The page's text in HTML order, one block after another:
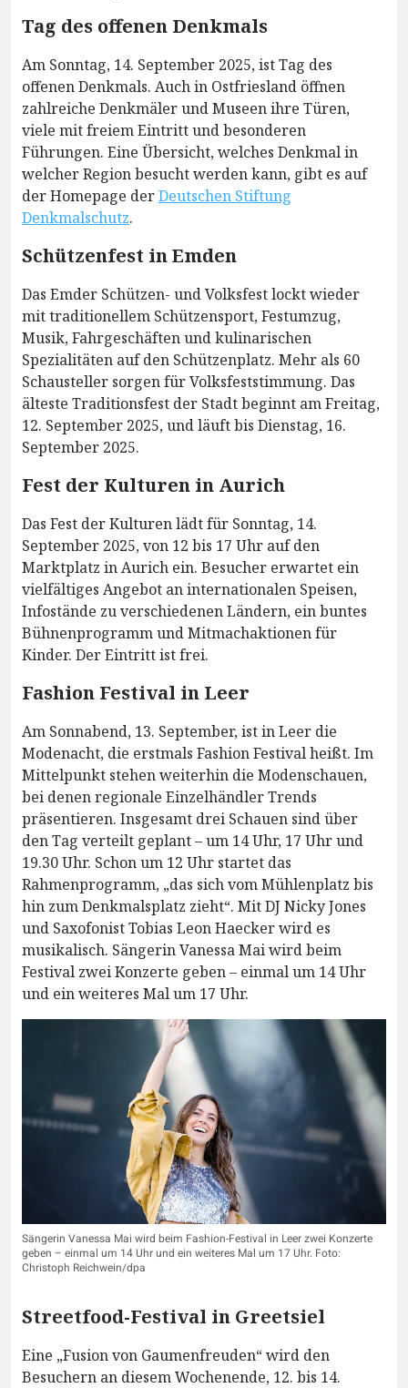
Tag des offenen Denkmals
Am Sonntag, 14. September 2025, ist Tag des
offenen Denkmals. Auch in Ostfriesland öffnen
zahlreiche Denkmäler und Museen ihre Türen,
viele mit freiem Eintritt und besonderen
Führungen. Eine Übersicht, welches Denkmal in
welcher Region besucht werden kann, gibt es auf
der Homepage derDeutschen Stiftung
Denkmalschutz.
Schützenfest in Emden
Das Emder Schützen- und Volksfest lockt wieder
mit traditionellem Schützensport, Festumzug,
Musik, Fahrgeschäften und kulinarischen
Spezialitäten auf den Schützenplatz. Mehr als 60
Schausteller sorgen für Volksfeststimmung. Das
älteste Traditionsfest der Stadt beginnt am Freitag,
12. September 2025, und läuft bis Dienstag, 16.
September 2025.
Fest der Kulturen in Aurich
Das Fest der Kulturen lädt für Sonntag, 14.
September 2025, von 12 bis 17 Uhr auf den
Marktplatz in Aurich ein. Besucher erwartet ein
vielfältiges Angebot an internationalen Speisen,
Infostände zu verschiedenen Ländern, ein buntes
Bühnenprogramm und Mitmachaktionen für
Kinder. Der Eintritt ist frei.
Fashion Festival in Leer
Am Sonnabend, 13. September, ist in Leer die
Modenacht, die erstmals Fashion Festival heißt. Im
Mittelpunkt stehen weiterhin die Modenschauen,
bei denen regionale Einzelhändler Trends
präsentieren. Insgesamt drei Schauen sind über
den Tag verteilt geplant – um 14 Uhr, 17 Uhr und
19.30 Uhr. Schon um 12 Uhr startet das
Rahmenprogramm, „das sich vom Mühlenplatz bis
hin zum Denkmalsplatz zieht“. Mit DJ Nicky Jones
und Saxofonist Tobias Leon Haecker wird es
musikalisch. Sängerin Vanessa Mai wird beim
Festival zwei Konzerte geben – einmal um 14 Uhr
und ein weiteres Mal um 17 Uhr.
Sängerin Vanessa Mai wird beim Fashion-Festival in Leer zwei Konzerte
geben – einmal um 14 Uhr und ein weiteres Mal um 17 Uhr. Foto:
Christoph Reichwein/dpa
Streetfood-Festival in Greetsiel
Eine „Fusion von Gaumenfreuden“ wird den
Besuchern an diesem Wochenende, 12. bis 14.